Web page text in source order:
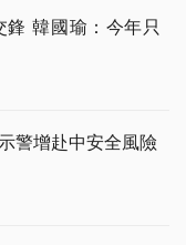
韓國瑜：今年只
警增赴中安全風險